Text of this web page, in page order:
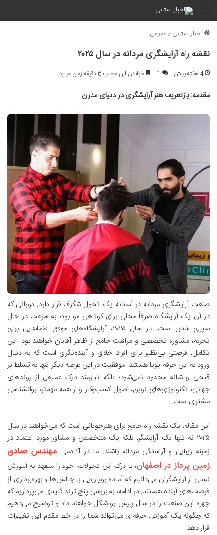
منو
اخبار استانی /عمومی
نقشه راه آرایشگری مردانه در سال ۲۰۲۵
4 هفته پیش 1 خواندن این مطلب 6 دقیقه زمان میبرد
مقدمه: بازتعریف هنر آرایشگری در دنیای مدرن
صنعت آرایشگری مردانه در آستانه یک تحول شگرف قرار دارد. دورانی که
در آن یک آرایشگاه صرفاً محلی برای کوتاهی مو بود، به سرعت در حال
سپری شدن است. در سال ۲۰۲۵، آرایشگاه‌های موفق فضاهایی برای
تجربه، مشاوره تخصصی و مراقبت جامع از ظاهر آقایان خواهند بود. این
تکامل، فرصتی بی‌نظیر برای افراد خلاق و آینده‌نگری است که به دنبال
ورود به این حرفه پویا هستند. موفقیت در این عرصه دیگر تنها به تسلط بر
قیچی و شانه محدود نمی‌شود؛ بلکه نیازمند درک عمیقی از روندهای
جهانی، تکنولوژی‌های نوین، اصول کسب‌وکار و از همه مهم‌تر، روانشناسی
مشتری است.
این مقاله، یک نقشه راه جامع برای هنرجویانی است که می‌خواهند در سال
۲۰۲۵ نه تنها یک آرایشگر، بلکه یک متخصص و مشاور مورد اعتماد در
زمینه زیبایی و آراستگی مردانه باشند. ما در آکادمی مهندس صادق
زمین پرداز در اصفهان، با درک این تحولات، خود را متعهد به آموزش
نسلی از آرایشگران می‌دانیم که آماده رویارویی با چالش‌ها و بهره‌برداری از
فرصت‌های آینده هستند. در ادامه، به بررسی پنج ترند کلیدی می‌پردازیم که
چهره این صنعت را در سال پیش رو شکل خواهند داد و توضیح می‌دهیم
که چگونه یک آموزش حرفه‌ای می‌تواند شما را در خط مقدم این تغییرات
قرار دهد.